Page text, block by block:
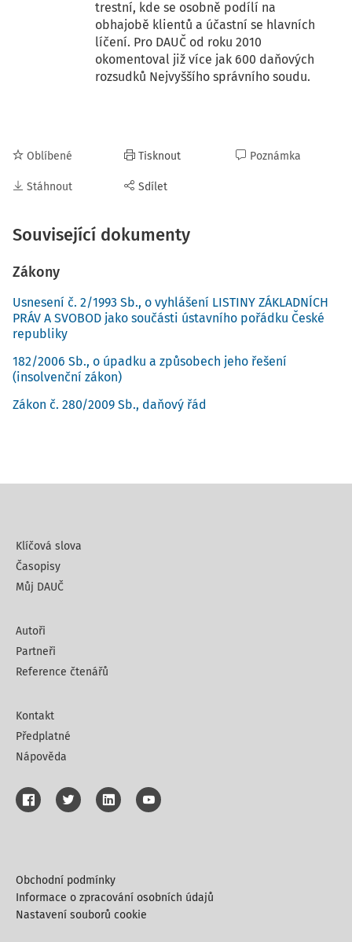
trestní, kde se osobně podílí na
obhajobě klientů a účastní se hlavních
líčení. Pro DAUČ od roku 2010
okomentoval již více jak 600 daňových
rozsudků Nejvyššího správního soudu.
Oblíbené
Stáhnout
Tisknout
Sdílet
Poznámka
Související dokumenty
Zákony
Usnesení č. 2/1993 Sb., o vyhlášení LISTINY ZÁKLADNÍCH
PRÁV A SVOBOD jako součásti ústavního pořádku České
republiky
182/2006 Sb., o úpadku a způsobech jeho řešení
(insolvenční zákon)
Zákon č. 280/2009 Sb., daňový řád
Klíčová slova
Časopisy
Můj DAUČ
Autoři
Partneři
Reference čtenářů
Kontakt
Předplatné
Nápověda
Obchodní podmínky
Informace o zpracování osobních údajů
Nastavení souborů cookie